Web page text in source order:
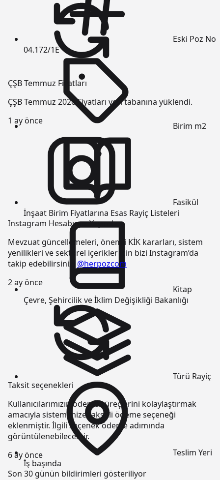
ÇŞB Temmuz Fiyatları
ÇŞB Temmuz 2026 Fiyatları veri tabanına yüklendi.
1 ay önce
Instagram Hesabımız Yayında
Mevzuat güncellemeleri, önemli KİK kararları, sistem
yenilikleri ve sektörel içerikler için bizi Instagram’da
takip edebilirsiniz: @herpozcom
2 ay önce
Taksit seçenekleri
Kullanıcılarımızın ödeme süreçlerini kolaylaştırmak
amacıyla sistemimize taksitli ödeme seçeneği
eklenmiştir. İlgili seçenek ödeme adımında
görüntülenebilecektir.
6 ay önce
Son 30 günün bildirimleri gösteriliyor
Eski Poz No
04.172/1E
Birim m2
Fasikül
İnşaat Birim Fiyatlarına Esas Rayiç Listeleri
Kitap
Çevre, Şehircilik ve İklim Değişikliği Bakanlığı
Türü Rayiç
Teslim Yeri
İş başında